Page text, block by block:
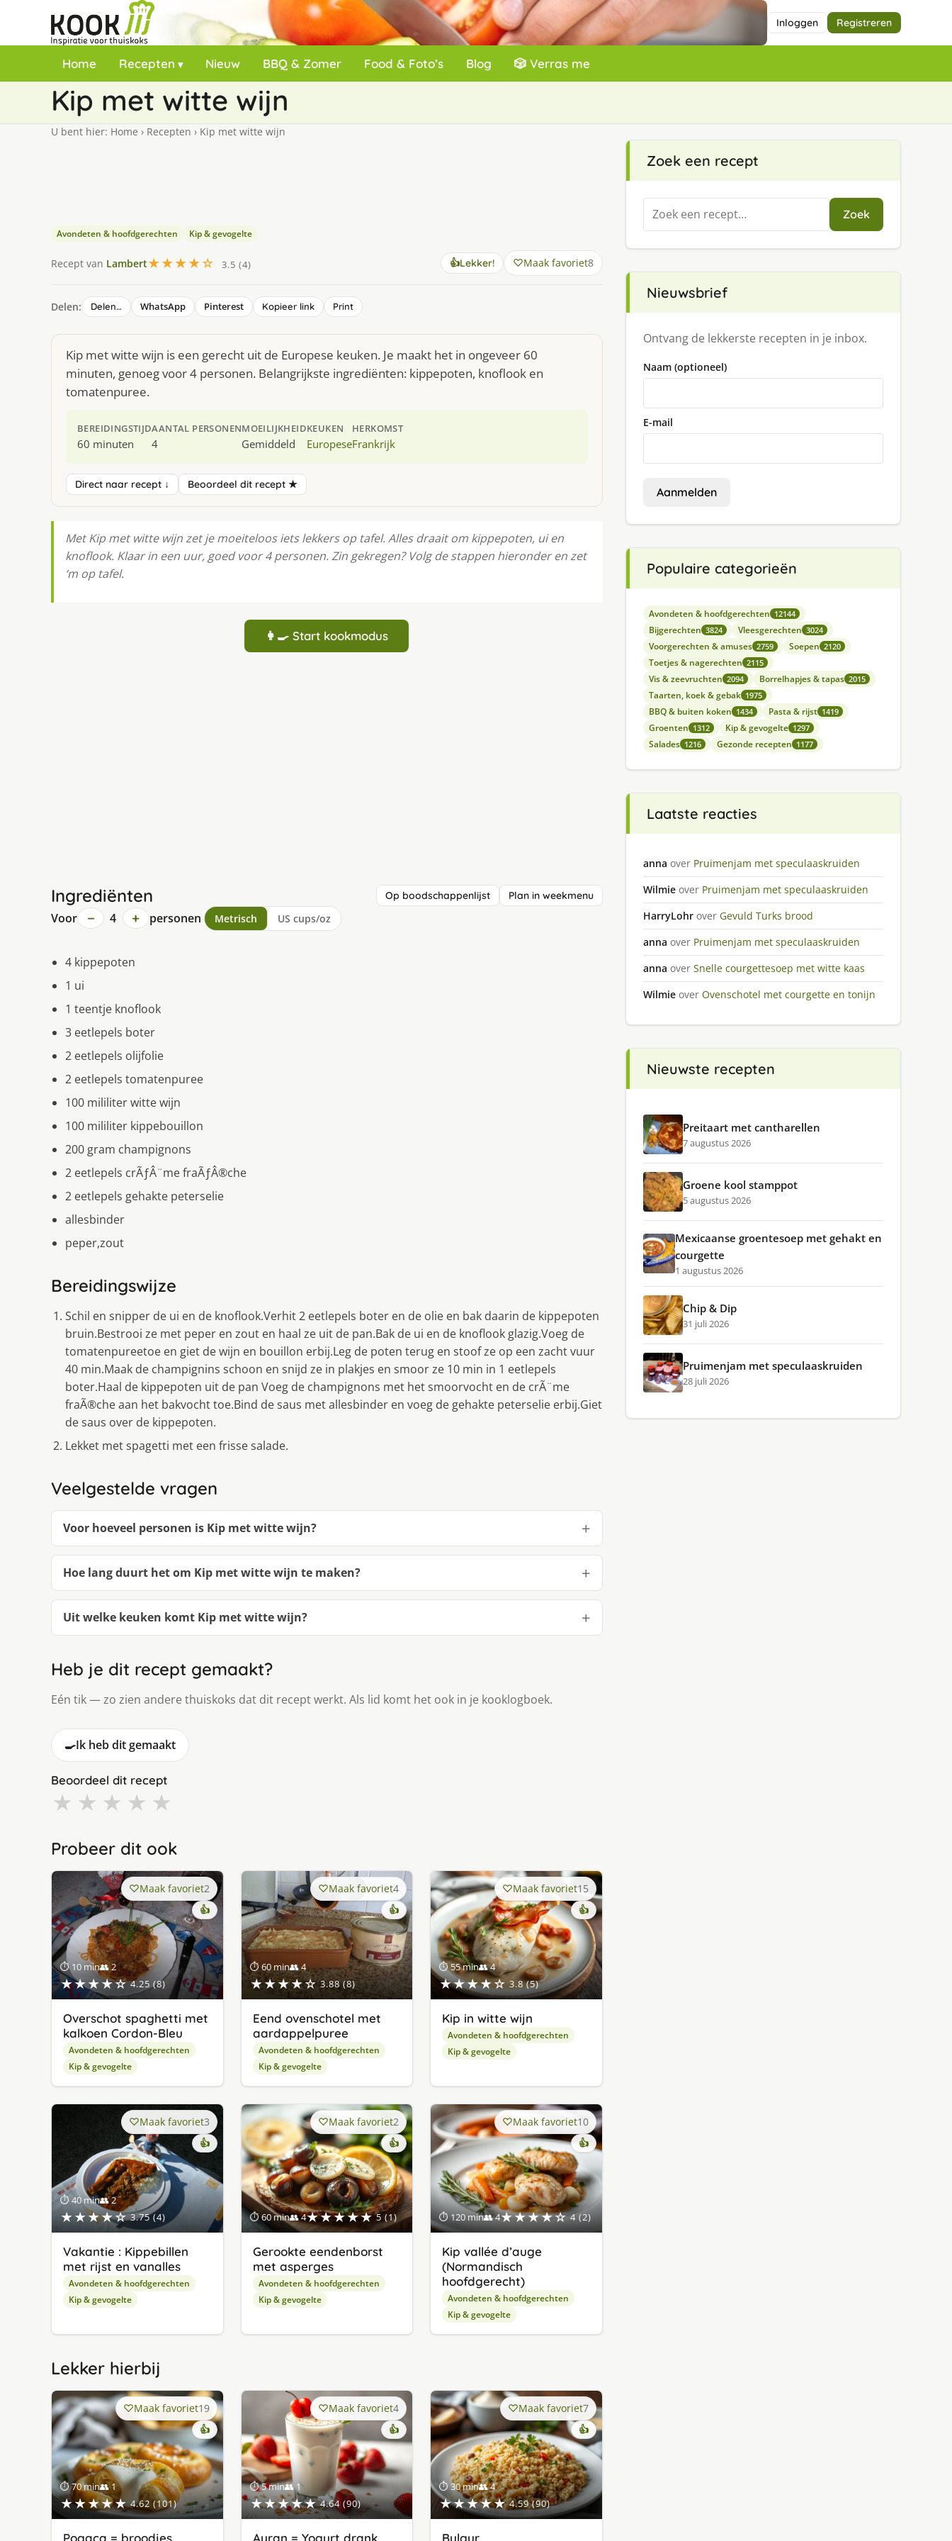
Inloggen Registreren
Home Recepten Nieuw BBQ & Zomer Food & Foto’s Blog 🎲 Verras me
Kip met witte wijn
U bent hier: Home › Recepten › Kip met witte wijn
Avondeten & hoofdgerechten Kip & gevogelte
Recept van Lambert★★★★☆ 3.5 (4) 👍Lekker! Maak favoriet8
Delen: Delen… WhatsApp Pinterest Kopieer link Print
Kip met witte wijn is een gerecht uit de Europese keuken. Je maakt het in ongeveer 60
minuten, genoeg voor 4 personen. Belangrijkste ingrediënten: kippepoten, knoflook en
tomatenpuree.
BEREIDINGSTIJD
60 minuten
AANTAL PERSONEN
4
MOEILIJKHEID
Gemiddeld
KEUKEN
Europese
HERKOMST
Frankrijk
Direct naar recept ↓ Beoordeel dit recept ★
Met Kip met witte wijn zet je moeiteloos iets lekkers op tafel. Alles draait om kippepoten, ui en
knoflook. Klaar in een uur, goed voor 4 personen. Zin gekregen? Volg de stappen hieronder en zet
‘m op tafel.
👩‍🍳 Start kookmodus
Ingrediënten Op boodschappenlijst Plan in weekmenu
Voor − 4 + personen Metrisch US cups/oz
4 kippepoten
1 ui
1 teentje knoflook
3 eetlepels boter
2 eetlepels olijfolie
2 eetlepels tomatenpuree
100 mililiter witte wijn
100 mililiter kippebouillon
200 gram champignons
2 eetlepels crÃƒÂ¨me fraÃƒÂ®che
2 eetlepels gehakte peterselie
allesbinder
peper,zout
Bereidingswijze
Schil en snipper de ui en de knoflook.Verhit 2 eetlepels boter en de olie en bak daarin de kippepoten
bruin.Bestrooi ze met peper en zout en haal ze uit de pan.Bak de ui en de knoflook glazig.Voeg de
tomatenpureetoe en giet de wijn en bouillon erbij.Leg de poten terug en stoof ze op een zacht vuur
40 min.Maak de champignins schoon en snijd ze in plakjes en smoor ze 10 min in 1 eetlepels
boter.Haal de kippepoten uit de pan Voeg de champignons met het smoorvocht en de crÃ¨me
fraÃ®che aan het bakvocht toe.Bind de saus met allesbinder en voeg de gehakte peterselie erbij.Giet
de saus over de kippepoten.
Lekket met spagetti met een frisse salade.
Veelgestelde vragen
Voor hoeveel personen is Kip met witte wijn?
Hoe lang duurt het om Kip met witte wijn te maken?
Uit welke keuken komt Kip met witte wijn?
Heb je dit recept gemaakt?
Eén tik — zo zien andere thuiskoks dat dit recept werkt. Als lid komt het ook in je kooklogboek.
🍳Ik heb dit gemaakt
Beoordeel dit recept
★ ★ ★ ★ ★
Probeer dit ook
⏱ 10 min👥 2
★★★★☆ 4.25 (8)
Maak favoriet2
👍
Overschot spaghetti met
kalkoen Cordon-Bleu
Avondeten & hoofdgerechten
Kip & gevogelte
⏱ 60 min👥 4
★★★★☆ 3.88 (8)
Maak favoriet4
👍
Eend ovenschotel met
aardappelpuree
Avondeten & hoofdgerechten
Kip & gevogelte
⏱ 55 min👥 4
★★★★☆ 3.8 (5)
Maak favoriet15
👍
Kip in witte wijn
Avondeten & hoofdgerechten
Kip & gevogelte
⏱ 40 min👥 2
★★★★☆ 3.75 (4)
Maak favoriet3
👍
Vakantie : Kippebillen
met rijst en vanalles
Avondeten & hoofdgerechten
Kip & gevogelte
⏱ 60 min👥 4★★★★★ 5 (1)
Maak favoriet2
👍
Gerookte eendenborst
met asperges
Avondeten & hoofdgerechten
Kip & gevogelte
⏱ 120 min👥 4★★★★☆ 4 (2)
Maak favoriet10
👍
Kip vallée d’auge
(Normandisch
hoofdgerecht)
Avondeten & hoofdgerechten
Kip & gevogelte
Lekker hierbij
⏱ 70 min👥 1
★★★★★ 4.62 (101)
Maak favoriet19
👍
Pogaça = broodjes
⏱ 5 min👥 1
★★★★★ 4.64 (90)
Maak favoriet4
👍
Ayran = Yogurt drank
⏱ 30 min👥 4
★★★★★ 4.59 (90)
Maak favoriet7
👍
Bulgur
Zoek een recept
Zoeken
naar:
Zoek
Nieuwsbrief
Ontvang de lekkerste recepten in je inbox.
Naam (optioneel)
E-mail
Aanmelden
Populaire categorieën
Avondeten & hoofdgerechten 12144
Bijgerechten 3824 Vleesgerechten 3024
Voorgerechten & amuses 2759 Soepen 2120
Toetjes & nagerechten 2115
Vis & zeevruchten 2094 Borrelhapjes & tapas 2015
Taarten, koek & gebak 1975
BBQ & buiten koken 1434 Pasta & rijst 1419
Groenten 1312 Kip & gevogelte 1297
Salades 1216 Gezonde recepten 1177
Laatste reacties
anna over Pruimenjam met speculaaskruiden
Wilmie over Pruimenjam met speculaaskruiden
HarryLohr over Gevuld Turks brood
anna over Pruimenjam met speculaaskruiden
anna over Snelle courgettesoep met witte kaas
Wilmie over Ovenschotel met courgette en tonijn
Nieuwste recepten
Preitaart met cantharellen
7 augustus 2026
Groene kool stamppot
5 augustus 2026
Mexicaanse groentesoep met gehakt en
courgette
1 augustus 2026
Chip & Dip
31 juli 2026
Pruimenjam met speculaaskruiden
28 juli 2026